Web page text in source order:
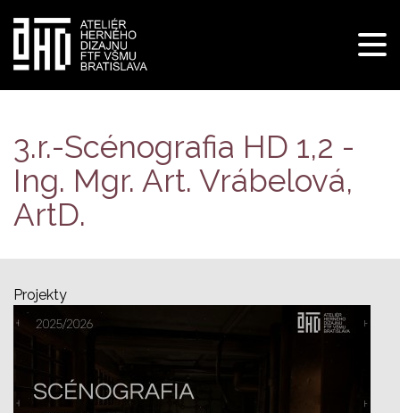
Skočiť
obsah
3.r.-Scénografia HD 1,2 -
Ing. Mgr. Art. Vrábelová,
ArtD.
Projekty